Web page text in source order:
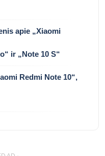
apie „Xiaomi
ir „Note 10 S“
Redmi Note 10“,